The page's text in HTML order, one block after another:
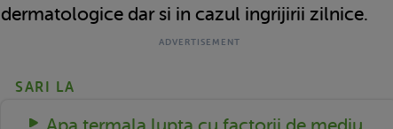
dermatologice dar si in cazul ingrijirii zilnice.
SARI LA